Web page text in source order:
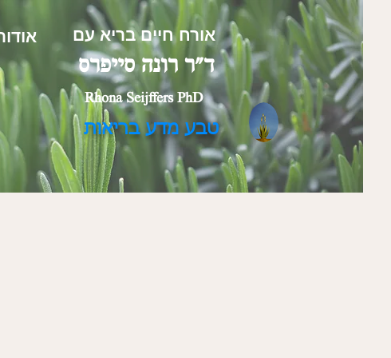
אורח חיים בריא עם
ד"ר רונה סייפרס
Rhona Seijffers PhD
טבע מדע בריאות